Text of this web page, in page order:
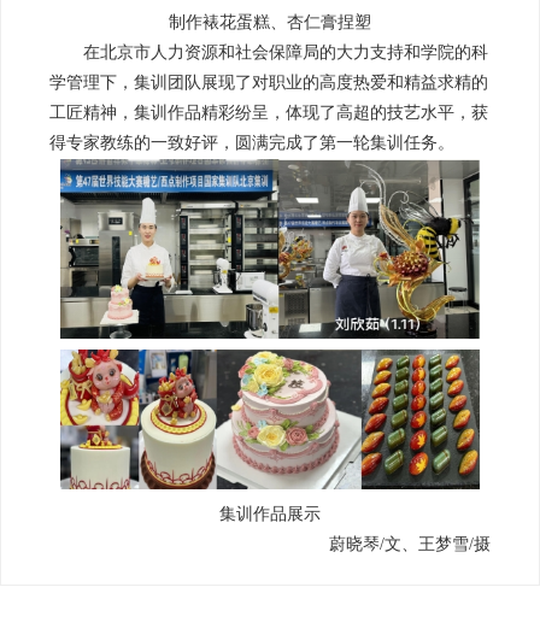
制作裱花蛋糕、杏仁膏捏塑
在北京市人力资源和社会保障局的大力支持和学院的科
学管理下，集训团队展现了对职业的高度热爱和精益求精的
工匠精神，集训作品精彩纷呈，体现了高超的技艺水平，获
得专家教练的一致好评，圆满完成了第一轮集训任务。
集训作品展示
蔚晓琴/文、王梦雪/摄